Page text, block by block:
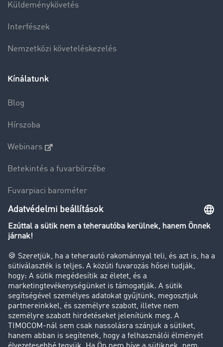
Küldeménykövetés
Interfészek
Nemzetközi követeléskezelés
Kínálatunk
Blog
Hírszoba
Webinars
Betekintés a fuvarbörzébe
Fuvarpiaci barométer
Transzportlexikon
Tehergépkocsi-forgalomkorlátozás
Cég
Sikertörténetek
Ügyfél hoz ügyfelet
Jogi információk